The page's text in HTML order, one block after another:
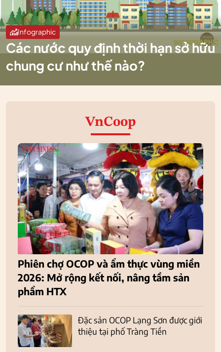
Infographic
Các nước quy định thời hạn sở hữu
chung cư như thế nào?
VnCoop
Phiên chợ OCOP và ẩm thực vùng miền
2026: Mở rộng kết nối, nâng tầm sản
phẩm HTX
Đặc sản OCOP Lạng Sơn được giới
thiệu tại phố Tràng Tiền